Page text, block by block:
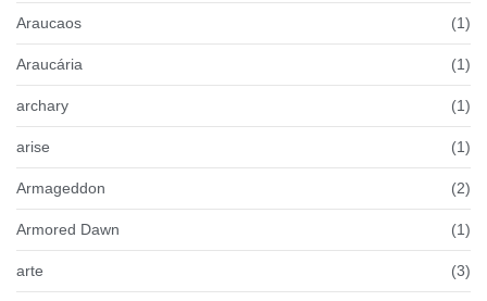
Araucaos (1)
Araucária (1)
archary (1)
arise (1)
Armageddon (2)
Armored Dawn (1)
arte (3)